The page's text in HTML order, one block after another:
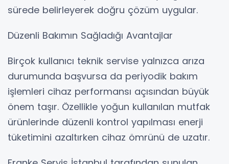
sürede belirleyerek doğru çözüm uygular.
Düzenli Bakımın Sağladığı Avantajlar
Birçok kullanıcı teknik servise yalnızca arıza
durumunda başvursa da periyodik bakım
işlemleri cihaz performansı açısından büyük
önem taşır. Özellikle yoğun kullanılan mutfak
ürünlerinde düzenli kontrol yapılması enerji
tüketimini azaltırken cihaz ömrünü de uzatır.